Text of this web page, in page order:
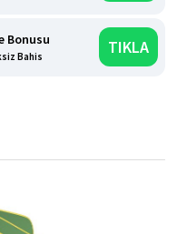
Bonusu
Bahis TIKLA